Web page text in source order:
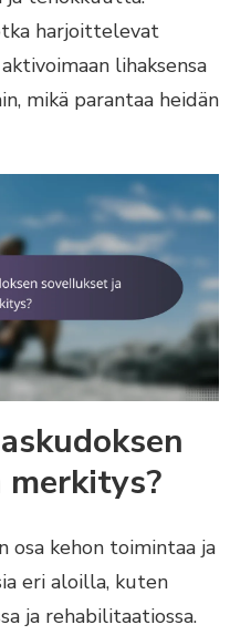
harjoittelevat
lihaksensa
mikä parantaa heidän
osa kehon toimintaa ja
eri aloilla, kuten
ja rehabilitaatiossa.